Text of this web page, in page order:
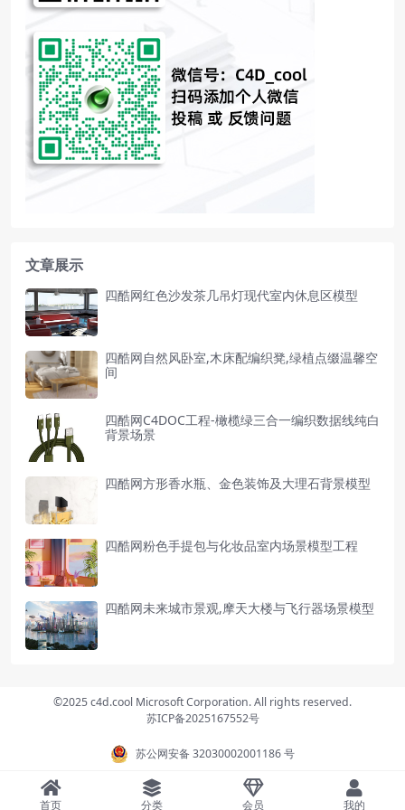
文章展示
四酷网红色沙发茶几吊灯现代室内休息区模型
四酷网自然风卧室,木床配编织凳,绿植点缀温馨空
间
四酷网C4DOC工程-橄榄绿三合一编织数据线纯白
背景场景
四酷网方形香水瓶、金色装饰及大理石背景模型
四酷网粉色手提包与化妆品室内场景模型工程
四酷网未来城市景观,摩天大楼与飞行器场景模型
©2025 c4d.cool Microsoft Corporation. All rights reserved.
苏ICP备2025167552号
苏公网安备 32030002001186 号
首页 分类 会员 我的